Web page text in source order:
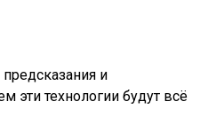
и
эти технологии будут всё